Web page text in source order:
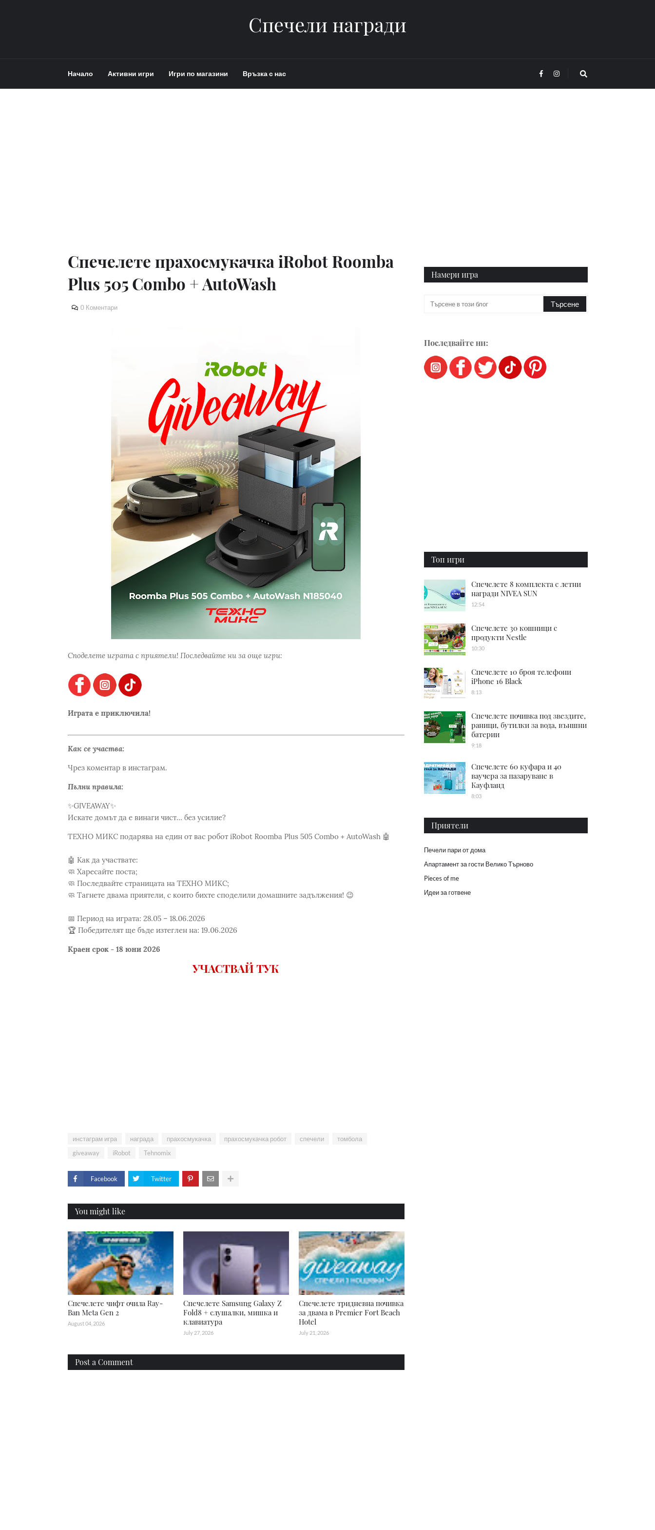
Спечели награди
Начало Активни игри Игри по магазини Връзка с нас
Спечелете прахосмукачка iRobot Roomba
Plus 505 Combo + AutoWash
0 Коментари
Споделете играта с приятели! Последвайте ни за още игри:
Играта е приключила!
Как се участва:
Чрез коментар в инстаграм.
Пълни правила:
✨GIVEAWAY✨
Искате домът да е винаги чист… без усилие?
ТЕХНО МИКС подарява на един от вас робот iRobot Roomba Plus 505 Combo + AutoWash 🤖
🤖 Как да участвате:
🧼 Харесайте поста;
🧼 Последвайте страницата на ТЕХНО МИКС;
🧼 Тагнете двама приятели, с които бихте споделили домашните задължения! 😉
📅 Период на играта: 28.05 – 18.06.2026
🏆 Победителят ще бъде изтеглен на: 19.06.2026
Краен срок - 18 юни 2026
УЧАСТВАЙ ТУК
инстаграм игра награда прахосмукачка прахосмукачка робот спечели
томбола
giveaway
iRobot Tehnomix
Facebook Twitter
You might like
Спечелете чифт очила Ray-
Ban Meta Gen 2
August 04, 2026
Спечелете Samsung Galaxy Z
Fold8 + слушалки, мишка и
клавиатура
July 27, 2026
Спечелете тридневна почивка
за двама в Premier Fort Beach
Hotel
July 21, 2026
Post a Comment
Намери игра
Последвайте ни:
Топ игри
Спечелете 8 комплекта с летни
награди NIVEA SUN
12:54
Спечелете 30 кошници с
продукти Nestle
10:30
Спечелете 10 броя телефони
iPhone 16 Black
8:13
Спечелете почивка под звездите,
раници, бутилки за вода, външни
батерии
9:18
Спечелете 60 куфара и 40
ваучера за пазаруване в
Кауфланд
8:03
Приятели
Печели пари от дома
Апартамент за гости Велико Търново
Pieces of me
Идеи за готвене